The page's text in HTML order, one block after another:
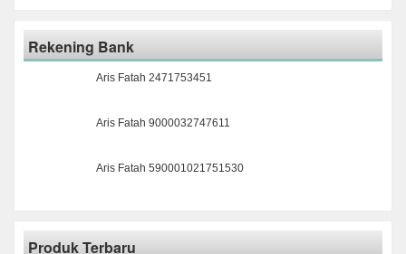
Rekening Bank
Aris Fatah 2471753451
Aris Fatah 9000032747611
Aris Fatah 590001021751530
Produk Terbaru